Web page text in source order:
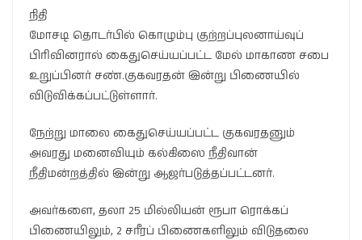
நிதி
மோசடி தொடர்பில் கொழும்பு குற்றப்புலனாய்வுப்
பிரிவினரால் கைதுசெய்யப்பட்ட மேல் மாகாண சபை
உறுப்பினர் சண்.குகவரதன் இன்று பிணையில்
விடுவிக்கப்பட்டுள்ளார்.
நேற்று மாலை கைதுசெய்யப்பட்ட குகவரதனும்
அவரது மனைவியும் கல்கிஸை நீதிவான்
நீதிமன்றத்தில் இன்று ஆஜர்படுத்தப்பட்டனர்.
அவர்களை, தலா 25 மில்லியன் ரூபா ரொக்கப்
பிணையிலும், 2 சரீரப் பிணைகளிலும் விடுதலை